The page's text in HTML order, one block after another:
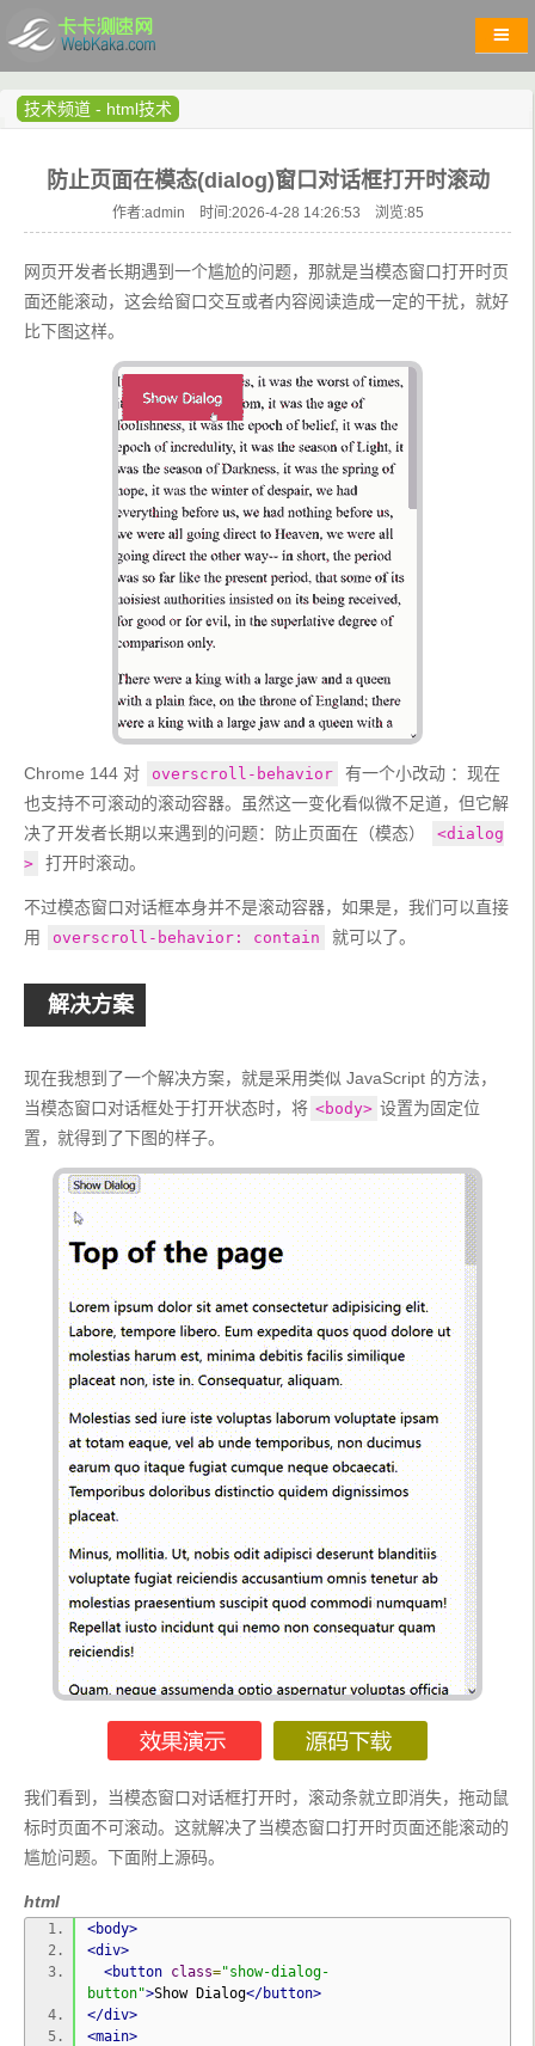
技术频道 - html技术
防止页面在模态(dialog)窗口对话框打开时滚动
作者:admin 时间:2026-4-28 14:26:53 浏览:85
网页开发者长期遇到一个尴尬的问题，那就是当模态窗口打开时页
面还能滚动，这会给窗口交互或者内容阅读造成一定的干扰，就好
比下图这样。
Chrome 144 对 overscroll-behavior
有一个小改动 ：现在
也支持不可滚动的滚动容器。虽然这一变化看似微不足道，但它解
决了开发者长期以来遇到的问题：防止页面在（模态）
<dialog
>
打开时滚动。
不过模态窗口对话框本身并不是滚动容器，如果是，我们可以直接
用
overscroll-behavior: contain 就可以了。
解决方案
现在我想到了一个解决方案，就是采用类似 JavaScript 的方法，
当模态窗口对话框处于打开状态时，将 <body> 设置为固定位
置，就得到了下图的样子。
我们看到，当模态窗口对话框打开时，滚动条就立即消失，拖动鼠
标时页面不可滚动。这就解决了当模态窗口打开时页面还能滚动的
尴尬问题。下面附上源码。
html
<body>
<div>
<button class="show-dialog-
button">Show Dialog</button>
</div>
<main>